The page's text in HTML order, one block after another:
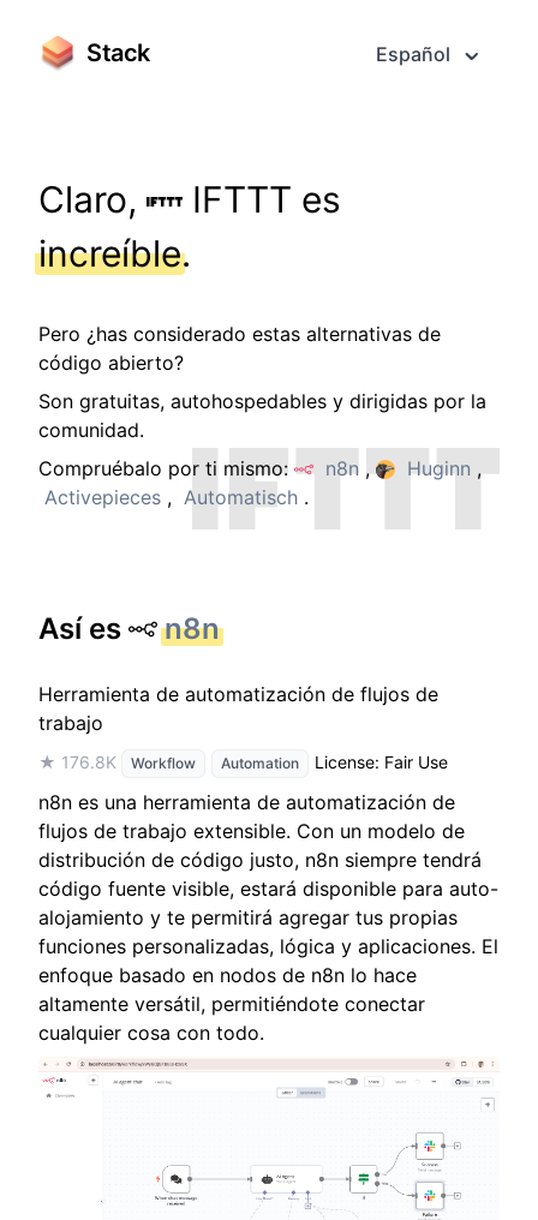
Stack Español
Claro,
IFTTT es
increíble.
Pero ¿has considerado estas alternativas de
código abierto?
Son gratuitas, autohospedables y dirigidas por la
comunidad.
Compruébalo por ti mismo:
n8n , Huginn ,
Activepieces , Automatisch .
Así es n8n
Herramienta de automatización de flujos de
trabajo
★ 176.8K Workflow Automation License: Fair Use
n8n es una herramienta de automatización de
flujos de trabajo extensible. Con un modelo de
distribución de código justo, n8n siempre tendrá
código fuente visible, estará disponible para auto-
alojamiento y te permitirá agregar tus propias
funciones personalizadas, lógica y aplicaciones. El
enfoque basado en nodos de n8n lo hace
altamente versátil, permitiéndote conectar
cualquier cosa con todo.